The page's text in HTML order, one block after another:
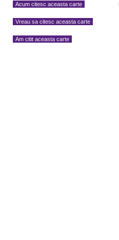
Acum citesc aceasta carte
Vreau sa citesc aceasta carte
Am citit aceasta carte